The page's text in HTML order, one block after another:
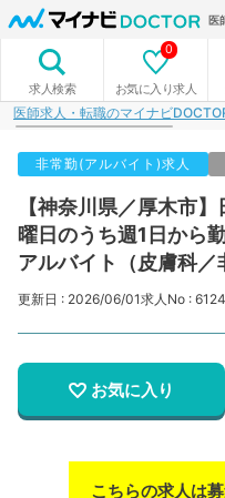
医
求人検索 お気に入り求人
0
医師求人・転職のマイナビ
非常勤(アルバイト)求人
【神奈川県／厚木市
曜日のうち週1日から
アルバイト（皮膚科／
更新日 : 2026/06/01求人No :
お気に入り
こちらの求人は